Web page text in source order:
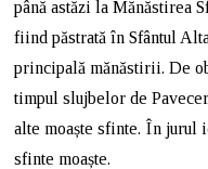
până astăzi la Mănăstirea
fiind păstrată în Sfântul
principală mănăstirii. De
timpul slujbelor de
alte moaște sfinte. În jurul
sfinte moaște.